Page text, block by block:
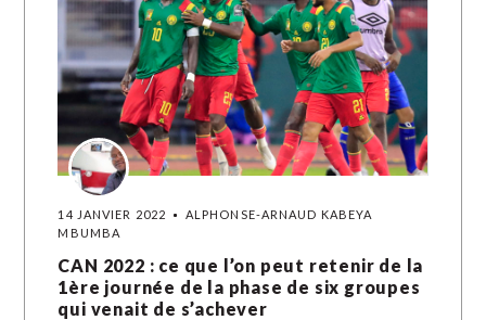
14 JANVIER 2022
ALPHONSE-ARNAUD KABEYA
MBUMBA
CAN 2022 : ce que l’on peut retenir de la
1ère journée de la phase de six groupes
qui venait de s’achever